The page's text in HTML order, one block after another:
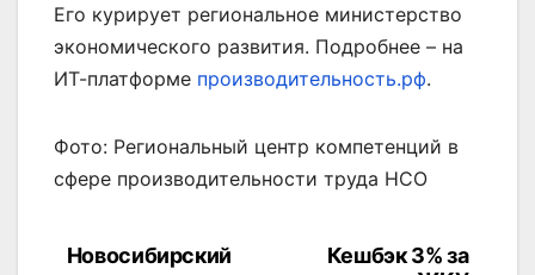
Его курирует региональное министерство
экономического развития. Подробнее – на
ИТ-платформе производительность.рф.
Фото: Региональный центр компетенций в
сфере производительности труда НСО
Навигация
Кешбэк 3% за
Новосибирский